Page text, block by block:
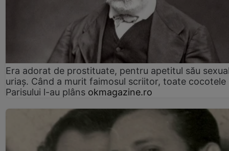
Era adorat de prostituate, pentru apetitul său
uriaș. Când a murit faimosul scriitor, toate cocotele
Parisului l-au plâns okmagazine.ro